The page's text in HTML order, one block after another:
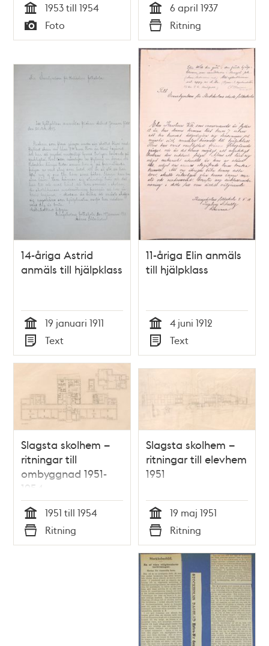
Tid
1953 till 1954
Typ
Foto Tid
6 april 1937
Typ
Ritning
14-åriga Astrid
anmäls till hjälpklass
Tid
19 januari 1911
Typ
Text
11-åriga Elin anmäls
till hjälpklass
Tid
4 juni 1912
Typ
Text
Slagsta skolhem –
ritningar till
ombyggnad 1951-
1954
Tid
1951 till 1954
Typ
Ritning
Slagsta skolhem –
ritningar till elevhem
1951
Tid
19 maj 1951
Typ
Ritning